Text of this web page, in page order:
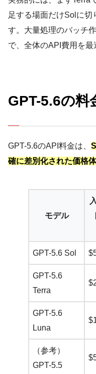
足する場面だけSolに
す。大量処理のバッチ
で、全体のAPI費用を最
GPT-5.6の料
GPT-5.6のAPI料金は、
確に差別化された価格
モデル
GPT-5.6 Sol
GPT-5.6
Terra
GPT-5.6
Luna
（参考）
GPT-5.5